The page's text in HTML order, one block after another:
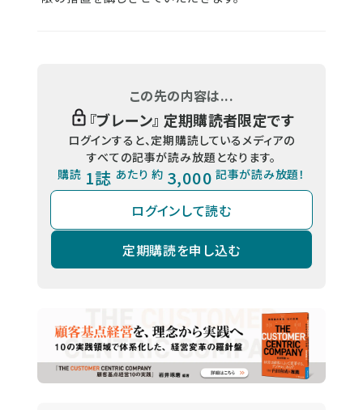
この先の内容は...
『ブレーン』 定期購読者限定です
ログインすると、定期購読しているメディアの
すべての記事が読み放題となります。
購読 1誌 あたり 約 3,000 記事が読み放題！
ログインして読む
定期購読を申し込む